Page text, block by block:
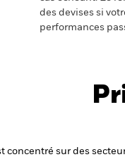
des devises si
performances
concentré sur des